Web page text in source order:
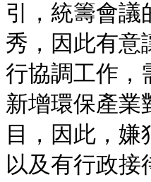
引，統籌會議
秀，因此有意
行協調工作，
新增環保產業
目，因此，
以及有行政接